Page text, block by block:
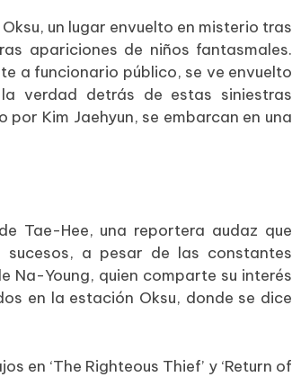
un lugar envuelto en misterio tras
apariciones de niños fantasmales.
a funcionario público, se ve envuelto
verdad detrás de estas siniestras
Kim Jaehyun, se embarcan en una
Tae-Hee, una reportera audaz que
a pesar de las constantes
Na-Young, quien comparte su interés
en la estación Oksu, donde se dice
en ‘The Righteous Thief’ y ‘Return of